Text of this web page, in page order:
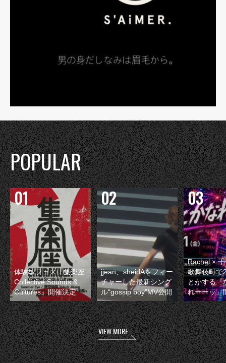
POPULAR
体験型フェス『集楽座
Collective Sounds &
Cultures』開催決定
jjean、sheidAをフィー
チャーした最新シング
ル“gossip boy”MV公開
Rachel ×
歌舞伎町で
とかする『
れーーッ』
VIEW MORE